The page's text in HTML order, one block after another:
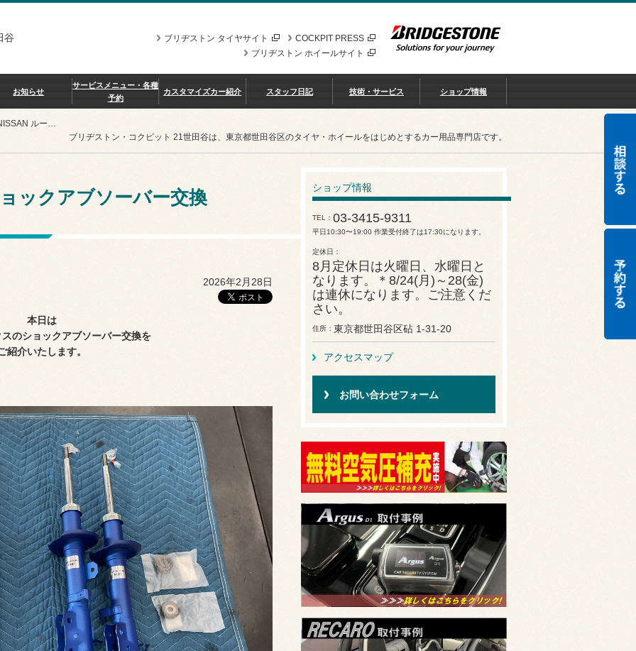
谷 COCKPIT PRESS
ブリヂストン タイヤサイト
ブリヂストン ホイールサイト
お知らせ
サービスメニュー・各種
予約
カスタマイズカー紹介 スタッフ日記 技術・サービス ショップ情報
NISSAN ルークス ショックアブソーバー交換
ブリヂストン・コクピット 21世田谷は、東京都世田谷区のタイヤ・ホイールをはじめとするカー用品専門店です。
ックアブソーバー交換
2026年2月28日
本日は
のショックアブソーバー交換を
紹介いたします。
ショップ情報
TEL 03-3415-9311
平日10:30〜19:00 作業受付終了は17:30になります。
定休日
8月定休日は火曜日、水曜日と
なります。＊8/24(月)～28(金)
は連休になります。ご注意くだ
さい。
住所 東京都世田谷区砧 1-31-20
アクセスマップ
お問い合わせフォーム